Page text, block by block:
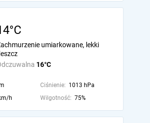
16°C
umiarkowane, lekki
Ciśnienie: 1013 hPa
h Wilgotność: 75%